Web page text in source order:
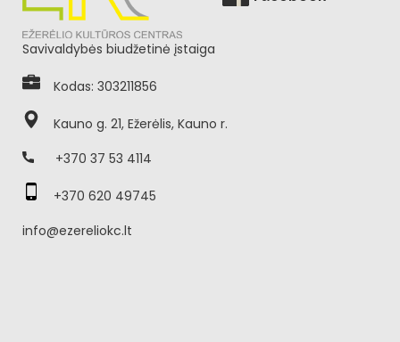
Savivaldybės biudžetinė įstaiga
Kodas: 303211856
Kauno g. 21, Ežerėlis, Kauno r.
+370 37 53 4114
+370 620 49745
info@ezereliokc.lt